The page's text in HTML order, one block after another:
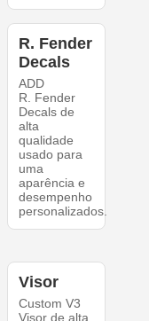
R. Fender
Decals
ADD
R. Fender
Decals de
alta
qualidade
usado para
uma
aparência e
desempenho
personalizados.
Visor
Custom V3
Visor de alta